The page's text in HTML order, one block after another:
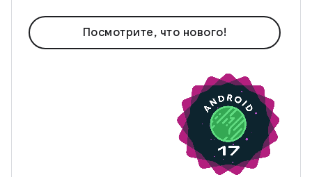
Посмотрите, что нового!